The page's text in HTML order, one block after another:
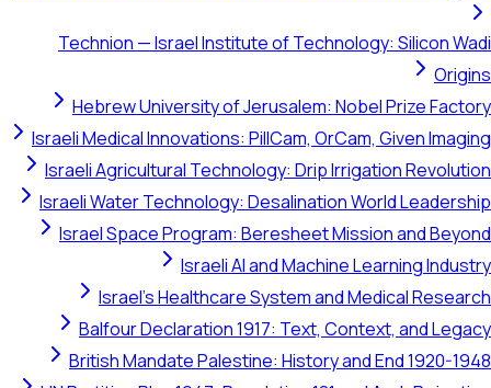
Technion — Israel Institute of Technology: Silicon Wadi
Origins
Hebrew University of Jerusalem: Nobel Prize Factory
Israeli Medical Innovations: PillCam, OrCam, Given Imaging
Israeli Agricultural Technology: Drip Irrigation Revolution
Israeli Water Technology: Desalination World Leadership
Israel Space Program: Beresheet Mission and Beyond
Israeli AI and Machine Learning Industry
Israel's Healthcare System and Medical Research
Balfour Declaration 1917: Text, Context, and Legacy
British Mandate Palestine: History and End 1920-1948